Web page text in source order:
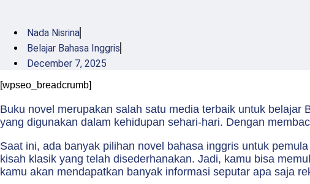
Nada Nisrina
Belajar Bahasa Inggris
December 7, 2025
[wpseo_breadcrumb]
Buku novel merupakan salah satu media terbaik untuk
yang digunakan dalam kehidupan sehari-hari. Dengan
Saat ini, ada banyak pilihan novel bahasa inggris untuk
kisah klasik yang telah disederhanakan. Jadi, kamu bisa
kamu akan mendapatkan banyak informasi seputar apa saja